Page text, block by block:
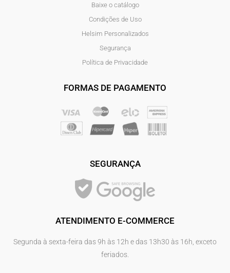
Baixe o catálogo
Condições de Uso
Helsim Personalizados
Segurança
Política de Privacidade
FORMAS DE PAGAMENTO
SEGURANÇA
ATENDIMENTO E-COMMERCE
Segunda à sexta-feira das 9h às 12h e das 13h30 às 16h, exceto
feriados.